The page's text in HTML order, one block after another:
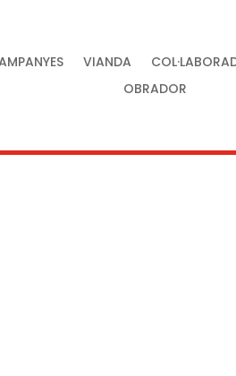
VIANDA
OBRADOR